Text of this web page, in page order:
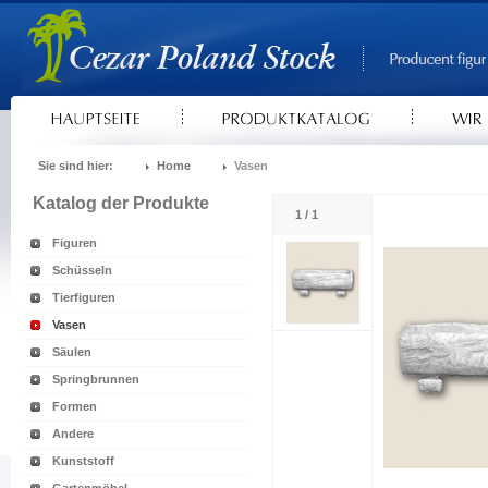
Sie sind hier: Home Vasen
Katalog der Produkte
Figuren
Schüsseln
Tierfiguren
Vasen
Säulen
Springbrunnen
Formen
Andere
Kunststoff
1 / 1